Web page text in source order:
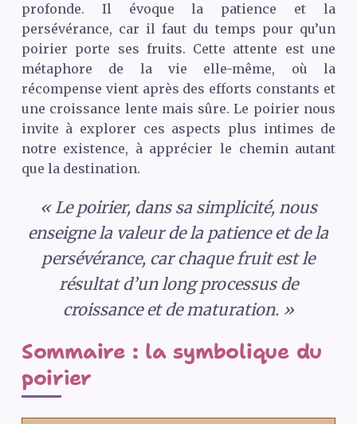
profonde. Il évoque la patience et la
persévérance, car il faut du temps pour qu’un
poirier porte ses fruits. Cette attente est une
métaphore de la vie elle-même, où la
récompense vient après des efforts constants et
une croissance lente mais sûre. Le poirier nous
invite à explorer ces aspects plus intimes de
notre existence, à apprécier le chemin autant
que la destination.
« Le poirier, dans sa simplicité, nous
enseigne la valeur de la patience et de la
persévérance, car chaque fruit est le
résultat d’un long processus de
croissance et de maturation. »
Sommaire : la symbolique du
poirier